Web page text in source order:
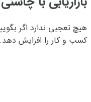
کسب و کار را افزایش